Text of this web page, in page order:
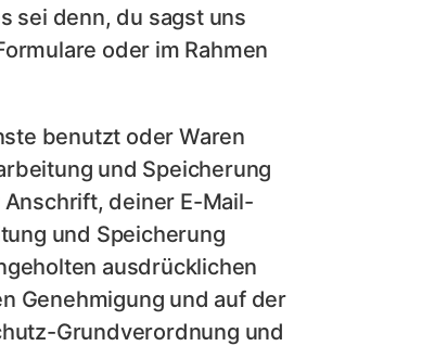
sei denn, du sagst uns
oder im Rahmen
benutzt oder Waren
und Speicherung
deiner E-Mail-
und Speicherung
ausdrücklichen
Genehmigung und auf der
Grundverordnung und